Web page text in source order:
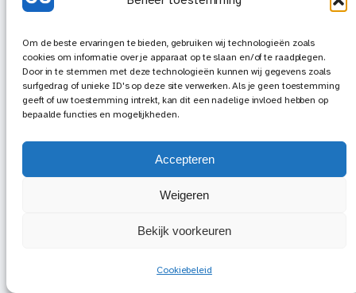
Om de beste ervaringen te bieden, gebruiken wij technologieën zoals
cookies om informatie over je apparaat op te slaan en/of te raadplegen.
Door in te stemmen met deze technologieën kunnen wij gegevens zoals
surfgedrag of unieke ID's op deze site verwerken. Als je geen toestemming
geeft of uw toestemming intrekt, kan dit een nadelige invloed hebben op
bepaalde functies en mogelijkheden.
Accepteren
Weigeren
Bekijk voorkeuren
Cookiebeleid
Redactioneel beleid
© 2026 Computeruitleg.nl — Alle rechten voorbehouden
Deze site bevat affiliate links. Bij aankoop via onze links ontvangen wij een
kleine vergoeding, zonder extra kosten voor u.